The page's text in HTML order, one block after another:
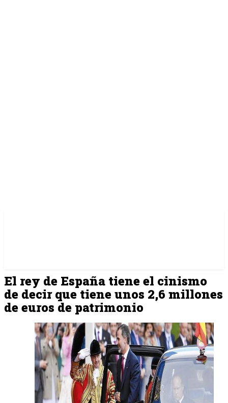
El rey de España tiene el cinismo
de decir que tiene unos 2,6 millones
de euros de patrimonio